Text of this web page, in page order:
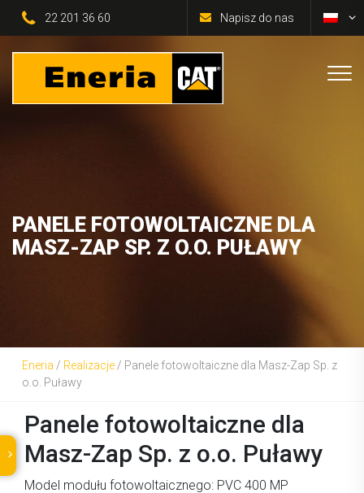
22 201 36 60 Napisz do nas
PANELE FOTOWOLTAICZNE DLA
MASZ-ZAP SP. Z O.O. PUŁAWY
Eneria / Realizacje / Panele fotowoltaiczne dla Masz-Zap Sp. z
o.o. Puławy
Panele fotowoltaiczne dla
Masz-Zap Sp. z o.o. Puławy
Model modułu fotowoltaicznego: PVC 400 MP